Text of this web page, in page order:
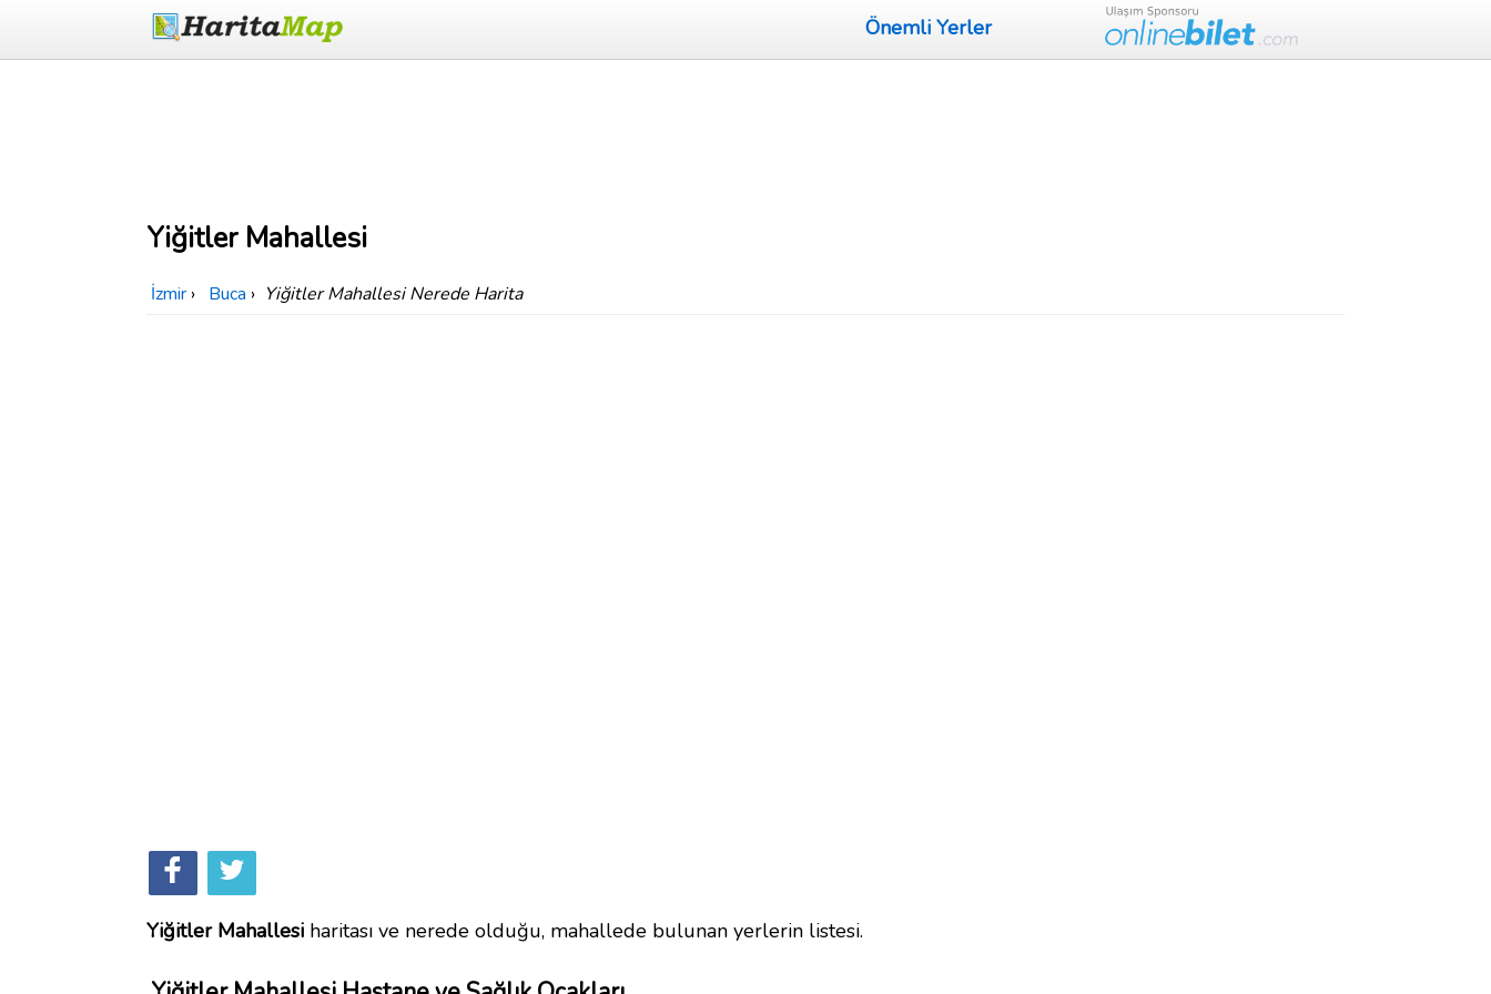
Önemli Yerler
Yiğitler Mahallesi
İzmir › Buca › Yiğitler Mahallesi Nerede Harita
Yiğitler Mahallesi haritası ve nerede olduğu, mahallede bulunan yerlerin listesi.